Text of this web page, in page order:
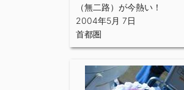
（無二路）が今熱い！
2004年5月 7日
首都圏